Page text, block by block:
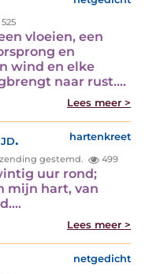
vloeien, een
en
wind en elke
naar rust.…
Lees meer >
hartenkreet
gestemd. 499
uur rond;
mijn hart, van
Lees meer >
netgedicht